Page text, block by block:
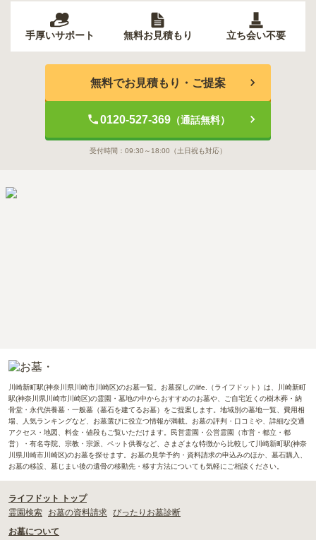
手厚いサポート 無料お見積もり 立ち会い不要
無料でお見積もり・ご提案
0120-527-369（通話無料）
受付時間： 09:30～18:00 （土日祝も対応）
川崎新町駅(神奈川県川崎市川崎区)のお墓一覧。お墓探しのlife.（ライフドット）は、川崎新町
駅(神奈川県川崎市川崎区)の霊園・墓地の中からおすすめのお墓や、ご自宅近くの樹木葬・納
骨堂・永代供養墓・一般墓（墓石を建てるお墓）をご提案します。地域別の墓地一覧、費用相
場、人気ランキングなど、お墓選びに役立つ情報が満載。お墓の評判・口コミや、詳細な交通
アクセス・地図、料金・値段もご覧いただけます。民営霊園・公営霊園（市営・都立・都
営）・有名寺院、宗教・宗派、ペット供養など、さまざまな特徴から比較して川崎新町駅(神奈
川県川崎市川崎区)のお墓を探せます。お墓の見学予約・資料請求の申込みのほか、墓石購入、
お墓の移設、墓じまい後の遺骨の移動先・移す方法についても気軽にご相談ください。
ライフドット トップ
霊園検索
お墓の資料請求 ぴったりお墓診断
お墓について